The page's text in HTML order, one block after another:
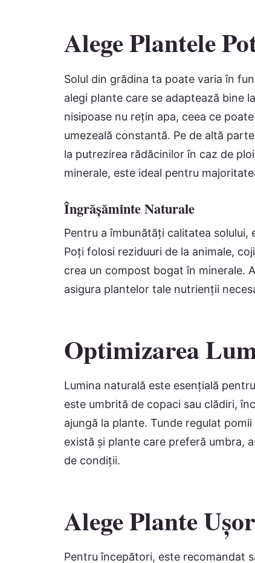
Alege Plantele
Solul din grădina ta poate varia în
alegi plante care se adaptează bine
nisipoase nu rețin apa, ceea ce
umezeală constantă. Pe de altă
la putrezirea rădăcinilor în caz de
minerale, este ideal pentru
Îngrășăminte Naturale
Pentru a îmbunătăți calitatea
Poți folosi reziduuri de la animale,
crea un compost bogat în minerale.
asigura plantelor tale nutrienții
Optimizarea
Lumina naturală este esențială
este umbrită de copaci sau clădiri,
ajungă la plante. Tunde regulat
există și plante care preferă umbra,
de condiții.
Alege Plante
Pentru începători, este recomandat